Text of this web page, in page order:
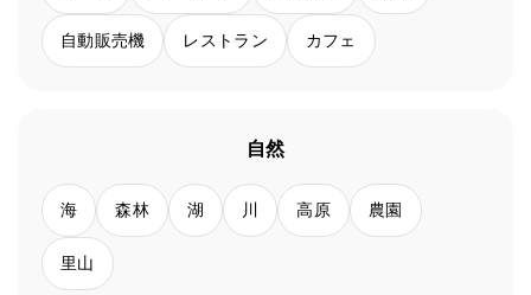
自動販売機 レストラン カフェ
自然
海 森林 湖 川 高原 農園
里山